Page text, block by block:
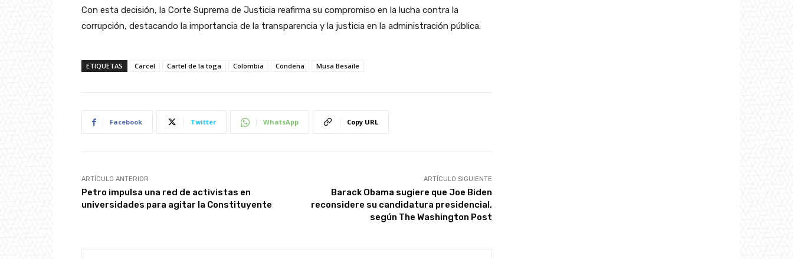
Con esta decisión, la Corte Suprema de Justicia reafirma su compromiso en la lucha contra la
corrupción, destacando la importancia de la transparencia y la justicia en la administración pública.
ETIQUETAS Carcel Cartel de la toga Colombia Condena Musa Besaile
Facebook Twitter WhatsApp Copy URL
ARTÍCULO ANTERIOR
Petro impulsa una red de activistas en
universidades para agitar la Constituyente
ARTÍCULO SIGUIENTE
Barack Obama sugiere que Joe Biden
reconsidere su candidatura presidencial,
según The Washington Post